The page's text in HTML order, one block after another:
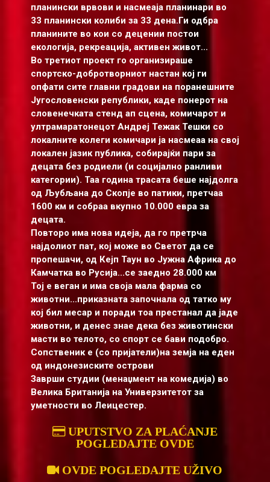
планински врвови и насмеаја планинари во
33 планински колиби за 33 дена.Ги одбра
планините во кои со децении постои
екологија, рекреација, активен живот...
Во третиот проект го организираше
спортско-добротворниот настан кој ги
опфати сите главни градови на поранешните
Југословенски републики, каде понерот на
словенечката стенд ап сцена, комичарот и
ултрамаратонецот Андреј Тежак Тешки со
локалните колеги комичари ја насмеаа на свој
локален јазик публика, собирајќи пари за
децата без родиели (и социјално ранливи
категории). Таа година трасата беше најдолга
од Љубљана до Скопје во патики, претчаа
1600 км и собраа вкупно 10.000 евра за
децата.
Повторо има нова идеја, да го претрча
најдолиот пат, кој може во Светот да се
пропешачи, од Кејп Таун во Јужна Африка до
Камчатка во Русија...се заедно 28.000 км
Тој е веган и има своја мала фарма со
животни...приказната започнала од татко му
кој бил месар и поради тоа престанал да јаде
животни, и денес знае дека без животински
масти во телото, со спорт се бави подобро.
Сопственик е (со пријатели)на земја на еден
од индонезиските острови
Заврши студии (менаџмент на комедија) во
Велика Британија на Универзитетот за
уметности во Леицестер.
UPUTSTVO ZA PLAĆANJE
POGLEDAJTE OVDE
OVDE POGLEDAJTE UŽIVO